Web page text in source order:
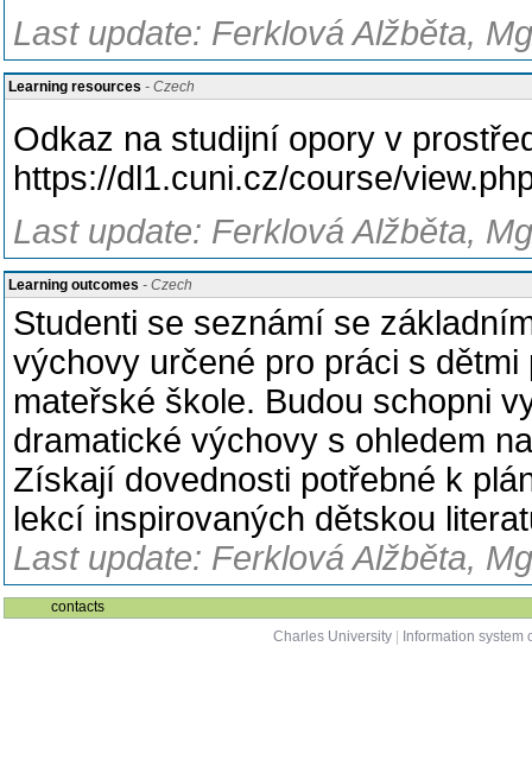
Last update: Ferklová Alžběta,
Learning resources - Czech
Odkaz na studijní opory v
https://dl1.cuni.cz/course/
Last update: Ferklová Alžběta,
Learning outcomes - Czech
Studenti se seznámí se
výchovy určené pro práci s
mateřské škole. Budou schopni
dramatické výchovy s ohledem
Získají dovednosti potřebné k
lekcí inspirovaných dětskou
Last update: Ferklová Alžběta,
contacts
Charles University
Information